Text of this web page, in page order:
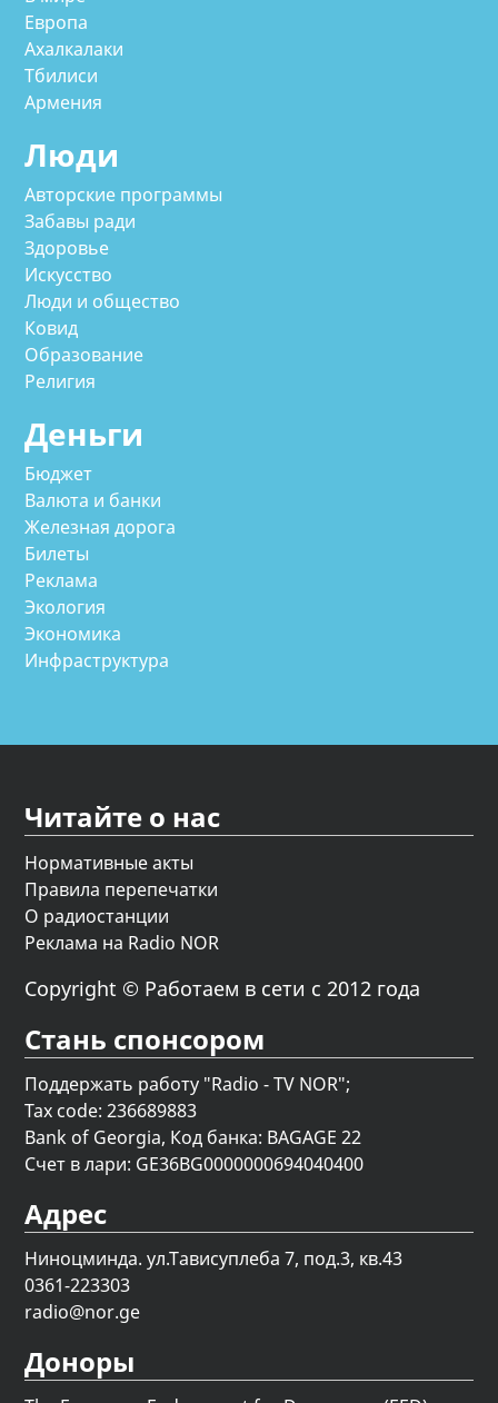
Европа
Ахалкалаки
Тбилиси
Армения
Люди
Авторские программы
Забавы ради
Здоровье
Искусство
Люди и общество
Ковид
Образование
Религия
Деньги
Бюджет
Валюта и банки
Железная дорога
Билеты
Реклама
Экология
Экономика
Инфраструктура
Читайте о нас
Нормативные акты
Правила перепечатки
О радиостанции
Реклама на Radio NOR
Copyright © Работаем в сети с 2012 года
Стань спонсором
Поддержать работу "Radio - TV NOR";
Tax code: 236689883
Bank of Georgia, Код банка: BAGAGE 22
Счет в лари: GE36BG0000000694040400
Адрес
Ниноцминда. ул.Тависуплеба 7, под.3, кв.43
0361-223303
radio@nor.ge
Доноры